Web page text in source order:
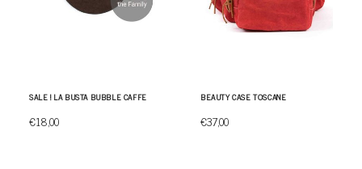
SALE ! LA BUSTA BUBBLE CAFFE
€18,00
BEAUTY CASE TOSCANE
€37,00